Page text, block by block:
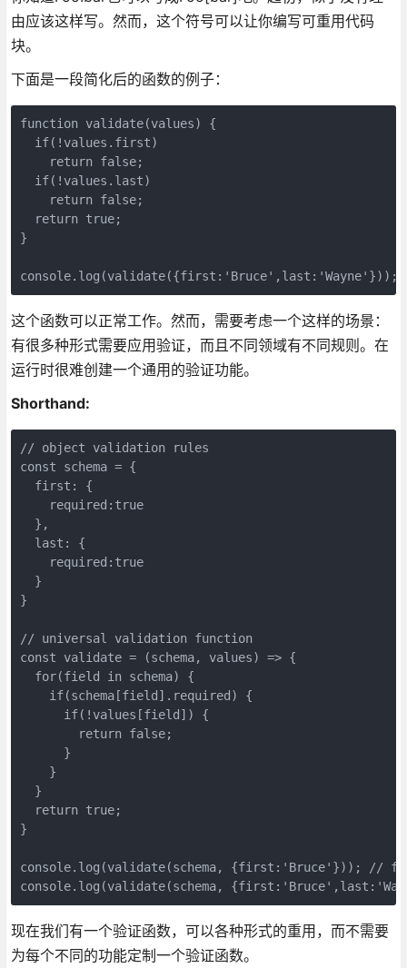
由应该这样写。然而，这个符号可以让你编写可重用代码
块。
下面是一段简化后的函数的例子：
function validate(values) {
  if(!values.first)
    return false;
  if(!values.last)
    return false;
  return true;
}
这个函数可以正常工作。然而，需要考虑一个这样的场景：
有很多种形式需要应用验证，而且不同领域有不同规则。在
运行时很难创建一个通用的验证功能。
Shorthand:
// object validation rules
const schema = {
  first: {
    required:true
  },
  last: {
    required:true
  }
}
// universal validation function
const validate = (schema, values) => {
  for(field in schema) {
    if(schema[field].required) {
      if(!values[field]) {
        return false;
      }
    }
  }
  return true;
}
console.log(validate(schema, {first:'Bruce'})); //
console.log(validate(schema,
现在我们有一个验证函数，可以各种形式的重用，而不需要
为每个不同的功能定制一个验证函数。